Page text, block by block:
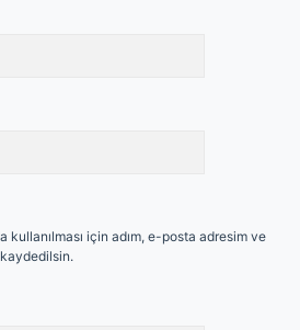
kullanılması için adım, e-posta adresim ve